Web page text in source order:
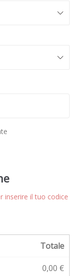
inserire il tuo codice
Totale
0,00 €